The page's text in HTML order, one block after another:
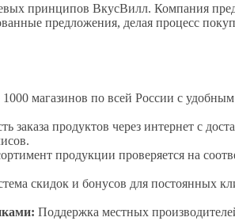
принципов ВкусВилл. Компания
предложения, делая процесс
1000 магазинов по всей России с
заказа продуктов через интернет с
продукции проверяется на
скидок и бонусов для постоянных
Поддержка местных